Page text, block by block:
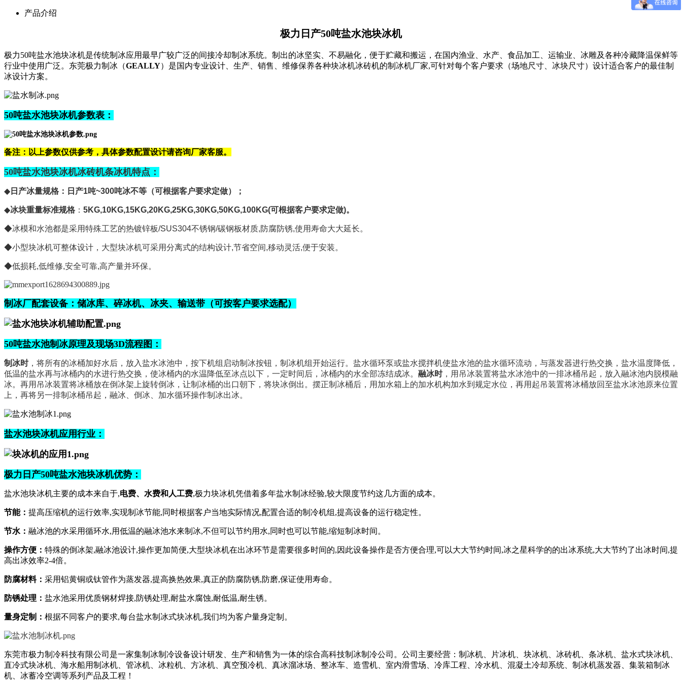
产品介绍
极力日产50吨盐水池块冰机
极力50吨盐水池块冰机是传统制冰应用最早广较广泛的间接冷却制冰系统。制出的冰坚实、不易融化，便于贮藏和搬运，在国内渔业、 水产、 食品加工 、运输业 、冰雕及各种冷藏降温保鲜等
行业中使用 广泛 。 东莞极力制冰（GEALLY） 是国内专业设计 生产 、销售、维修保养各种块冰机冰砖机的制冰机厂家,可针对每个客户要求（场地尺寸、冰块尺寸）设计适合客户的最佳制
冰设计方案。
50吨盐水池块冰机参数表：
备注：以上参数仅供参考，具体参数配置设计请咨询厂家客服。
50吨盐水池块冰机冰砖机条冰机特点：
◆ 日产冰量规格：日产1吨~300吨冰不等（可根据客户要求定做）；
◆冰块重量标准规格 ： 5KG,10KG,15KG,20KG,25KG,30KG,50KG,100KG(可根据客户要求定做)。
◆冰模和水池都是采用特殊工艺的热镀锌板/SUS304不锈钢/碳钢板材质,防腐防锈,使用寿命大大延长。
◆小型块冰机可整体设计，大型块冰机可采用分离式的结构设计,节省空间,移动灵活,便于安装。
◆低损耗,低维修,安全可靠,高产量并环保。
制冰厂配套设备： 储冰库、碎冰机、冰夹、 输送带 （可按客户要求选配）
50吨盐水池制冰原理及现场3D流程图：
制冰时，将所有的冰桶加好水后，放入盐水冰池中，按下机组 启动制冰按钮，制冰机组开始运行。盐水循环泵或盐水搅拌机使盐水池的盐水循环流动，与蒸发器进行热交换，盐水温度降低，
低温的盐水再与冰桶内的水进行热交换，使冰桶内的水温降低至冰点以下，一定时间后，冰桶内的水全部冻结成冰。 融冰时，用吊冰装置将盐水冰池中的一排冰桶吊起，放入融冰池内脱模融
冰。再用吊冰装置将冰桶放在倒冰架上旋转倒冰，让制冰桶的出口朝下，将块冰倒出。摆正制冰桶后，用加水箱上的加水机构加水到规定水位，再用起吊装置将冰桶放回至盐水冰池原来位置
上，再将另一排制冰桶吊起，融冰、倒冰、加水循环操作制冰出冰。
盐水池块冰机应用行业：
极力日产50吨盐水池块冰机优势：
盐水池块冰机主要的成本来自于,电费、 水费和人工费,极力块冰机凭借着多年盐水制冰经验,较大限度节约这几方面的成本。
节能： 提高压缩机的运行效率,实现制冰节能,同时根据客户当地实际情况,配置合适的制冷机组,提高设备的运行稳定性。
节水： 融冰池的水采用循环水,用低温的融冰池水来制冰,不但可以节约用水,同时也可以节能,缩短制冰时间。
操作方便： 特殊的倒冰架,融冰池设计,操作更加简便,大型块冰机在出冰环节是需要很多时间的,因此设备操作是否方便合理,可以大大节约时间,冰之星科学的的出冰系统,大大节约了出冰时间,提
高出冰效率2-4倍。
防腐材料： 采用铝黄铜或钛管作为蒸发器,提高换热效果,真正的防腐防锈,防磨,保证使用寿命。
防锈处理： 盐水池采用优质钢材焊接,防锈处理,耐盐水腐蚀,耐低温,耐生锈。
量身定制： 根据不同客户的要求,每台盐水制冰式块冰机,我们均为客户量身定制。
东莞市极力制冷科技有限公司 是一家集制冰制冷设备设计研发、生产和销售为一体的综合高科技制冰制冷公司。公司主要经营：制冰机、片冰机、块冰机、冰砖机、条冰机、盐水式块冰机、
直冷式块冰机、海水船用制冰机、管冰机、冰粒机、方冰机、真空预冷机、真冰溜冰场、整冰车、造雪机、室内滑雪场、冷库工程、冷水机、混凝土冷却系统、制冰机蒸发器、集装箱制冰
机、冰蓄冷空调等系列产品及工程！